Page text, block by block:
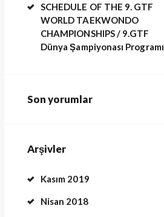
SCHEDULE OF THE 9. GTF
WORLD TAEKWONDO
CHAMPIONSHIPS / 9.GTF
Dünya Şampiyonası Programı
Son yorumlar
Arşivler
Kasım 2019
Nisan 2018